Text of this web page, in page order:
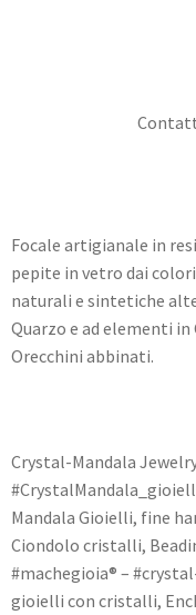
Focale artigianale in
pepite in vetro dai
naturali e sintetiche
Quarzo e ad elementi
Orecchini abbinati.
Crystal-Mandala
Mandala Gioielli, fine
Ciondolo cristalli,
#machegioia® –
gioielli con cristalli,